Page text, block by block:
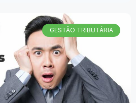
GESTÃO TRIBUTÁRIA